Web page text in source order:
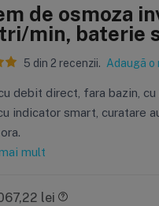
de osmoza
min, baterie
5 din 2 recenzii. Adaugă o
debit direct, fara bazin,
indicator smart, curatare
mult
lei